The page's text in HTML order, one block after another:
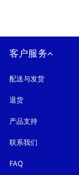
客户服务
配送与发货
退货
产品支持
联系我们
FAQ